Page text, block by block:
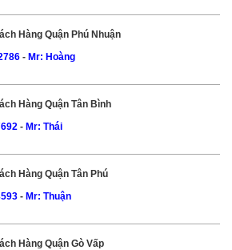
Hàng Quận Phú Nhuận
- Mr: Hoàng
Hàng Quận Tân Bình
- Mr: Thái
Hàng Quận Tân Phú
- Mr: Thuận
Hàng Quận Gò Vấp